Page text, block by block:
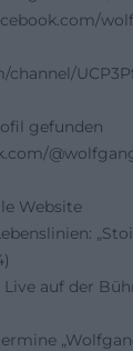
gefunden
Website
auf der